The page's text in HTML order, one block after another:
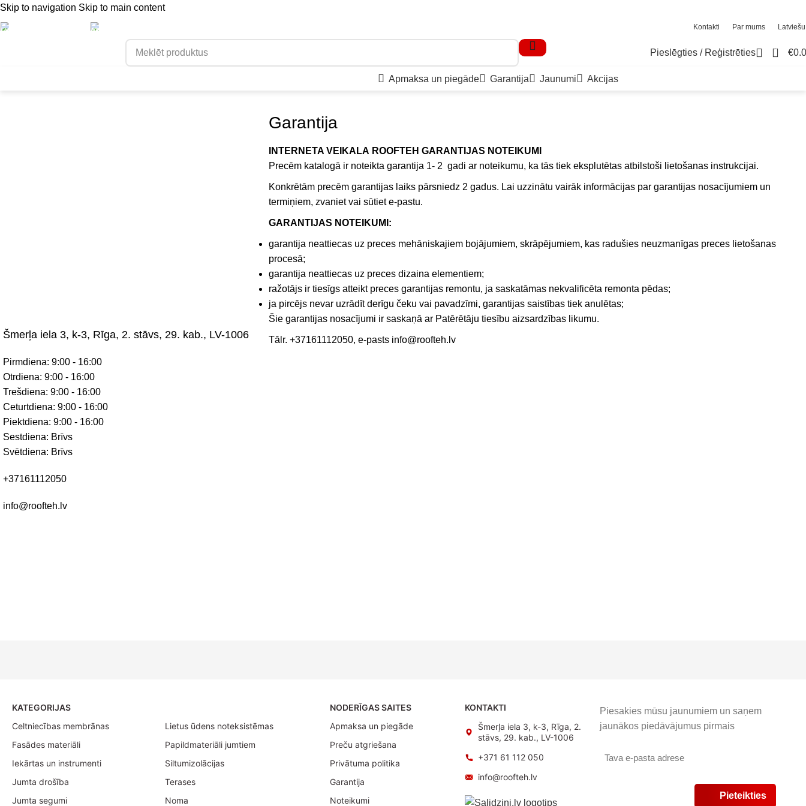
Skip to navigation Skip to main content
Kontakti Par mums Latviešu
Pieslēgties / Reģistrēties 0 €
Apmaksa un piegāde Garantija Jaunumi Akcijas
Šmerļa iela 3, k-3, Rīga, 2. stāvs, 29. kab., LV-1006
Pirmdiena: 9:00 - 16:00
Otrdiena: 9:00 - 16:00
Trešdiena: 9:00 - 16:00
Ceturtdiena: 9:00 - 16:00
Piektdiena: 9:00 - 16:00
Sestdiena: Brīvs
Svētdiena: Brīvs
+37161112050
info@roofteh.lv
Garantija
INTERNETA VEIKALA ROOFTEH GARANTIJAS NOTEIKUMI
Precēm katalogā ir noteikta garantija 1- 2 gadi ar noteikumu, ka tās tiek eksplutētas atbilstoši lietošanas instrukcijai.
Konkrētām precēm garantijas laiks pārsniedz 2 gadus. Lai uzzinātu vairāk informācijas par garantijas nosacījumiem un
termiņiem, zvaniet vai sūtiet e-pastu.
GARANTIJAS NOTEIKUMI:
garantija neattiecas uz preces mehāniskajiem bojājumiem, skrāpējumiem, kas radušies neuzmanīgas preces lietošanas
procesā;
garantija neattiecas uz preces dizaina elementiem;
ražotājs ir tiesīgs atteikt preces garantijas remontu, ja saskatāmas nekvalificēta remonta pēdas;
ja pircējs nevar uzrādīt derīgu čeku vai pavadzīmi, garantijas saistības tiek anulētas;
Šie garantijas nosacījumi ir saskaņā ar Patērētāju tiesību aizsardzības likumu.
Tālr.+37161112050, e-pasts info@roofteh.lv
KATEGORIJAS
Celtniecības membrānas
Fasādes materiāli
Iekārtas un instrumenti
Jumta drošība
Jumta segumi
Lietus ūdens noteksistēmas
Papildmateriāli jumtiem
Siltumizolācijas
Terases
Noma
NODERĪGAS SAITES
Apmaksa un piegāde
Preču atgriešana
Privātuma politika
Garantija
Noteikumi
KONTAKTI
Šmerļa iela 3, k-3, Rīga, 2.
stāvs, 29. kab., LV-1006
+371 61 112 050
info@roofteh.lv
Piesakies mūsu jaunumiem un saņem
jaunākos piedāvājumus pirmais